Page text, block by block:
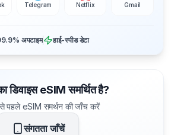
Telegram Netflix Gmail
अपटाइम हाई-स्पीड डेटा
डिवाइस eSIM समर्थित है?
पहले eSIM समर्थन की जाँच करें
संगतता जाँचें